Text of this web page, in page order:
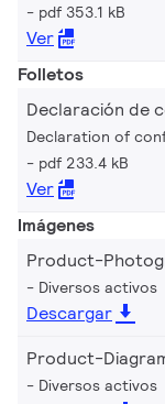
pdf 353.1 kB
Ver
Folletos
Declaración de
Declaration of
pdf 233.4 kB
Ver
Imágenes
Product-
Diversos activos
Descargar
Product-
Diversos activos